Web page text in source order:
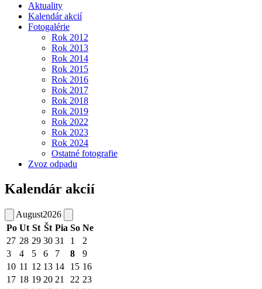
Aktuality
Kalendár akcií
Fotogalérie
Rok 2012
Rok 2013
Rok 2014
Rok 2015
Rok 2016
Rok 2017
Rok 2018
Rok 2019
Rok 2022
Rok 2023
Rok 2024
Ostatné fotografie
Zvoz odpadu
Kalendár akcií
August2026
Po Ut St Št Pia So Ne
27 28 29 30 31 1
2
3
4 5 6 7 8
9
10 11 12 13 14 15 16
17 18 19 20 21 22 23